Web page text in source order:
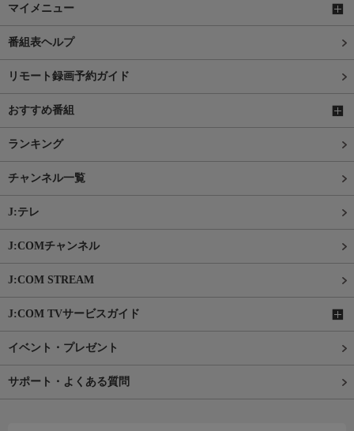
マイメニュー
番組表ヘルプ
リモート録画予約ガイド
おすすめ番組
ランキング
チャンネル一覧
J:テレ
J:COMチャンネル
J:COM STREAM
J:COM TVサービスガイド
イベント・プレゼント
サポート・よくある質問